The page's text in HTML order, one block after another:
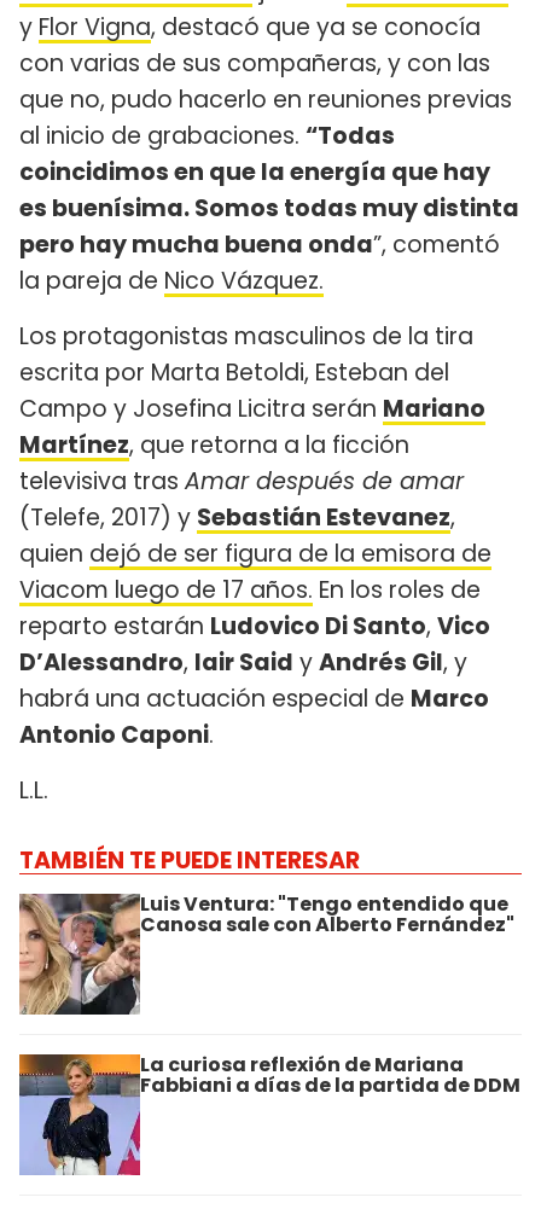
y Flor Vigna, destacó que ya se conocía
con varias de sus compañeras, y con las
que no, pudo hacerlo en reuniones previas
al inicio de grabaciones. “Todas
coincidimos en que la energía que hay
es buenísima. Somos todas muy distinta
pero hay mucha buena onda”, comentó
la pareja de Nico Vázquez.
Los protagonistas masculinos de la tira
escrita por Marta Betoldi, Esteban del
Campo y Josefina Licitra serán Mariano
Martínez, que retorna a la ficción
televisiva trasAmar después de amar
(Telefe, 2017) y Sebastián Estevanez,
quien dejó de ser figura de la emisora de
Viacom luego de 17 años. En los roles de
reparto estarán Ludovico Di Santo, Vico
D’Alessandro, Iair Said yAndrés Gil, y
habrá una actuación especial de Marco
Antonio Caponi.
L.L.
TAMBIÉN TE PUEDE INTERESAR
Luis Ventura: "Tengo entendido que
Canosa sale con Alberto Fernández"
La curiosa reflexión de Mariana
Fabbiani a días de la partida de DDM